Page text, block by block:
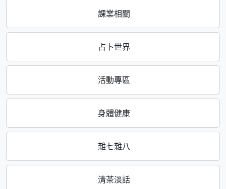
課業相關
占卜世界
活動專區
身體健康
雜七雜八
清茶淡話